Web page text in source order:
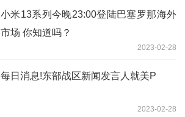
小米13系列今晚23:00登陆巴塞罗那海外
市场 你知道吗？
2023-02-28
每日消息!东部战区新闻发言人就美P
2023-02-28